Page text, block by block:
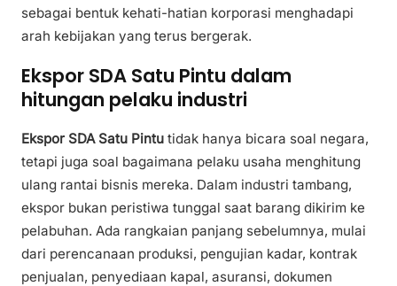
sebagai bentuk kehati-hatian korporasi menghadapi
arah kebijakan yang terus bergerak.
Ekspor SDA Satu Pintu dalam
hitungan pelaku industri
Ekspor SDA Satu Pintu tidak hanya bicara soal negara,
tetapi juga soal bagaimana pelaku usaha menghitung
ulang rantai bisnis mereka. Dalam industri tambang,
ekspor bukan peristiwa tunggal saat barang dikirim ke
pelabuhan. Ada rangkaian panjang sebelumnya, mulai
dari perencanaan produksi, pengujian kadar, kontrak
penjualan, penyediaan kapal, asuransi, dokumen